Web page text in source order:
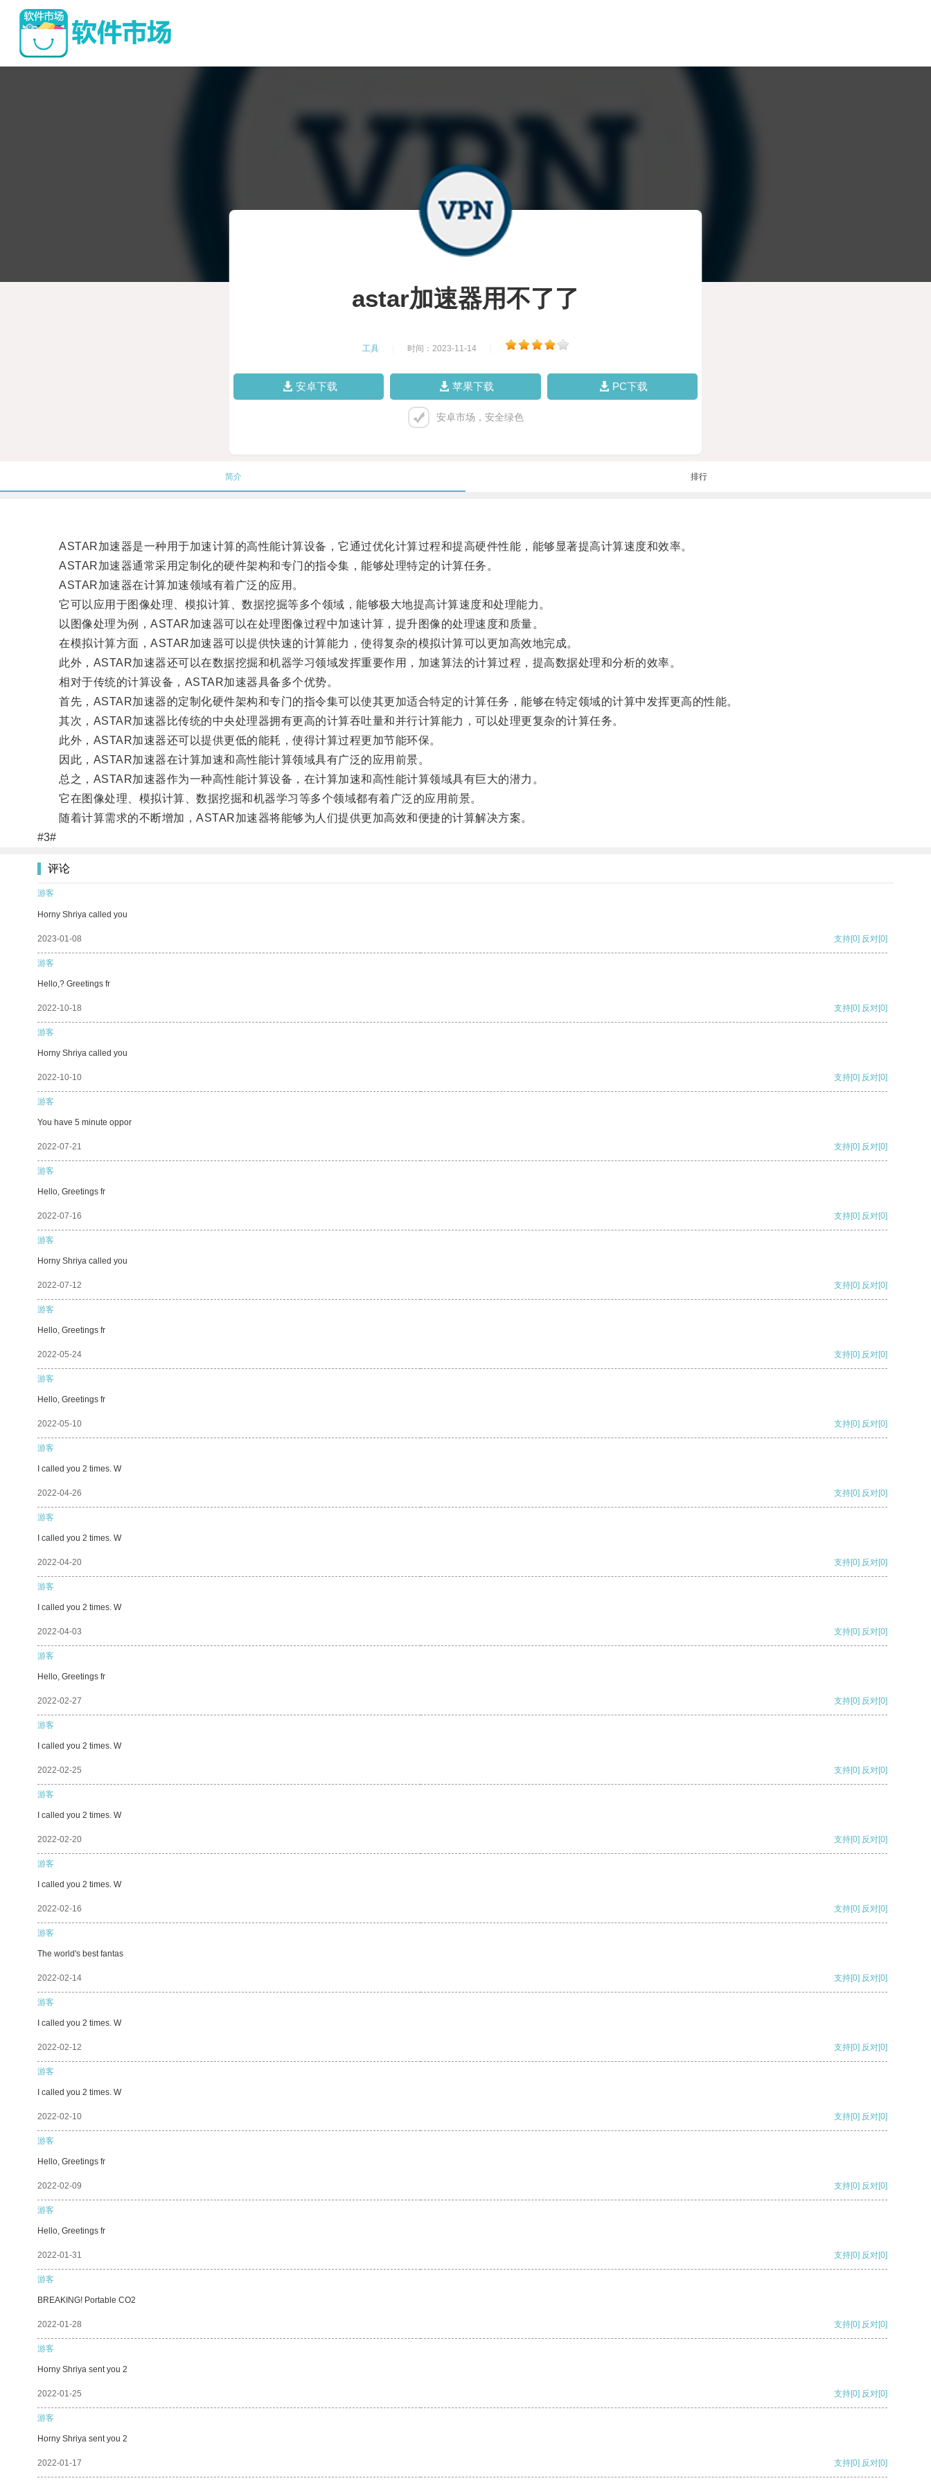
astar加速器用不了了
工具 时间：2023-11-14
安卓下载 苹果下载 PC下载
安卓市场，安全绿色
简介 排行
ASTAR加速器是一种用于加速计算的高性能计算设备，它通过优化计算过程和提高硬件性能，能够显著提高计算速度和效率。
ASTAR加速器通常采用定制化的硬件架构和专门的指令集，能够处理特定的计算任务。
ASTAR加速器在计算加速领域有着广泛的应用。
它可以应用于图像处理、模拟计算、数据挖掘等多个领域，能够极大地提高计算速度和处理能力。
以图像处理为例，ASTAR加速器可以在处理图像过程中加速计算，提升图像的处理速度和质量。
在模拟计算方面，ASTAR加速器可以提供快速的计算能力，使得复杂的模拟计算可以更加高效地完成。
此外，ASTAR加速器还可以在数据挖掘和机器学习领域发挥重要作用，加速算法的计算过程，提高数据处理和分析的效率。
相对于传统的计算设备，ASTAR加速器具备多个优势。
首先，ASTAR加速器的定制化硬件架构和专门的指令集可以使其更加适合特定的计算任务，能够在特定领域的计算中发挥更高的性能。
其次，ASTAR加速器比传统的中央处理器拥有更高的计算吞吐量和并行计算能力，可以处理更复杂的计算任务。
此外，ASTAR加速器还可以提供更低的能耗，使得计算过程更加节能环保。
因此，ASTAR加速器在计算加速和高性能计算领域具有广泛的应用前景。
总之，ASTAR加速器作为一种高性能计算设备，在计算加速和高性能计算领域具有巨大的潜力。
它在图像处理、模拟计算、数据挖掘和机器学习等多个领域都有着广泛的应用前景。
随着计算需求的不断增加，ASTAR加速器将能够为人们提供更加高效和便捷的计算解决方案。
#3#
评论
游客
Horny Shriya called you
2023-01-08 支持[0] 反对[0]
游客
Hello,? Greetings fr
2022-10-18 支持[0] 反对[0]
游客
Horny Shriya called you
2022-10-10 支持[0] 反对[0]
游客
You have 5 minute oppor
2022-07-21 支持[0] 反对[0]
游客
Hello, Greetings fr
2022-07-16 支持[0] 反对[0]
游客
Horny Shriya called you
2022-07-12 支持[0] 反对[0]
游客
Hello, Greetings fr
2022-05-24 支持[0] 反对[0]
游客
Hello, Greetings fr
2022-05-10 支持[0] 反对[0]
游客
I called you 2 times. W
2022-04-26 支持[0] 反对[0]
游客
I called you 2 times. W
2022-04-20 支持[0] 反对[0]
游客
I called you 2 times. W
2022-04-03 支持[0] 反对[0]
游客
Hello, Greetings fr
2022-02-27 支持[0] 反对[0]
游客
I called you 2 times. W
2022-02-25 支持[0] 反对[0]
游客
I called you 2 times. W
2022-02-20 支持[0] 反对[0]
游客
I called you 2 times. W
2022-02-16 支持[0] 反对[0]
游客
The world's best fantas
2022-02-14 支持[0] 反对[0]
游客
I called you 2 times. W
2022-02-12 支持[0] 反对[0]
游客
I called you 2 times. W
2022-02-10 支持[0] 反对[0]
游客
Hello, Greetings fr
2022-02-09 支持[0] 反对[0]
游客
Hello, Greetings fr
2022-01-31 支持[0] 反对[0]
游客
BREAKING! Portable CO2
2022-01-28 支持[0] 反对[0]
游客
Horny Shriya sent you 2
2022-01-25 支持[0] 反对[0]
游客
Horny Shriya sent you 2
2022-01-17 支持[0] 反对[0]